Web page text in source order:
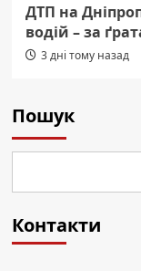
ДТП на
водій – за
3 дні тому назад
Пошук
Контакти